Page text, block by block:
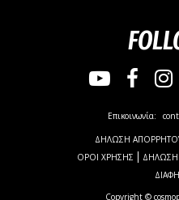
Copyright ©
Επικοινωνία:
ΔΗΛΩΣΗ
ΟΡΟΙ ΧΡΗΣΗΣ
ΔΗΛΩΣΗ